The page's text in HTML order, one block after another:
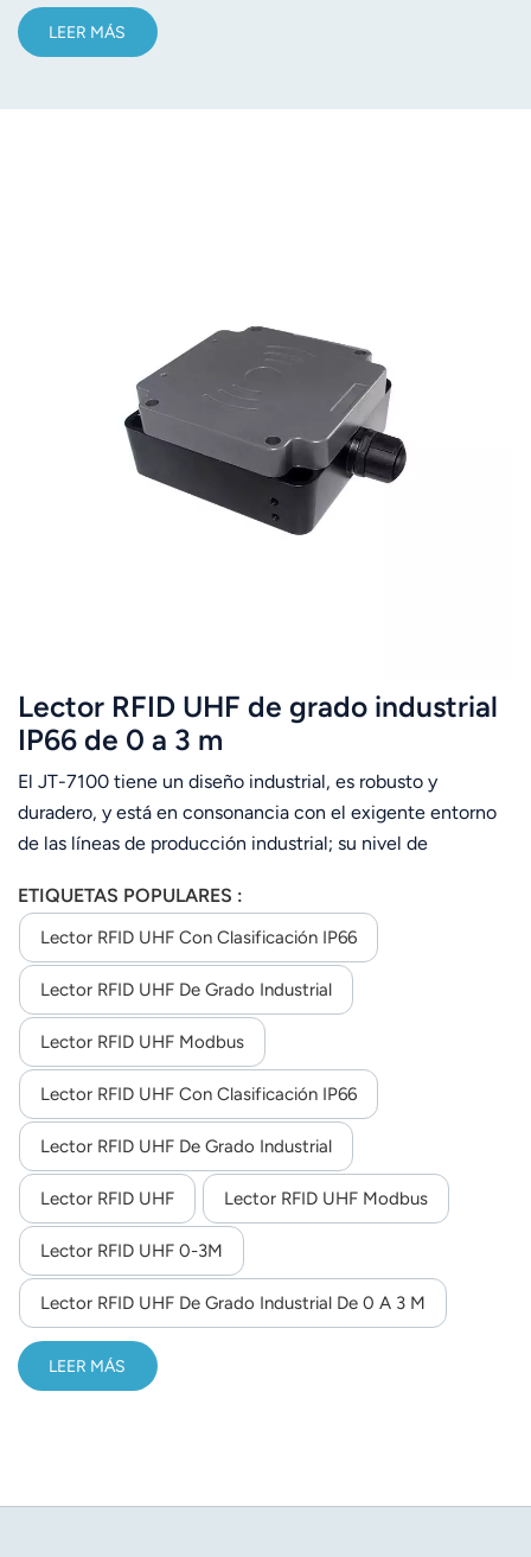
LEER MÁS
Lector RFID UHF de grado industrial
IP66 de 0 a 3 m
El JT-7100 tiene un diseño industrial, es robusto y
duradero, y está en consonancia con el exigente entorno
de las líneas de producción industrial; su nivel de
investigación y desarrollo de propiedad intelectual propia
con un algoritmo de reconocimiento de etiquetas de alto
rendimiento.El software monitoriza de forma inteligente el
estado de funcionamiento, sin fallos durante 24 horas al
día, 365 días al año.La cubierta inferior está diseñada para
instalar piezas de hierro, lo que resulta conveniente para la
instalación en entornos de líneas de producción industrial
y para la instalación de lectores.De tamaño reducido y
peso ligero, se integra fácilmente en los equipos de la
línea de producción industrial. Compatible con etiquetas
RFID EPCglobal UHF Clase 1 Gen 2 / ISO 18000-6C.
ETIQUETAS POPULARES :
Lector RFID UHF Con Clasificación IP66
Lector RFID UHF De Grado Industrial
Lector RFID UHF Modbus
Lector RFID UHF Con Clasificación IP66
Lector RFID UHF De Grado Industrial
Lector RFID UHF Lector RFID UHF Modbus
Lector RFID UHF 0-3M
Lector RFID UHF De Grado Industrial De 0 A 3 M
LEER MÁS